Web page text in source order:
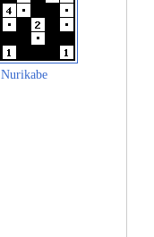
Nurikabe